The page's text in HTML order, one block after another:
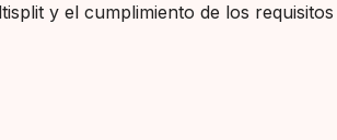
y el cumplimiento de los requisitos